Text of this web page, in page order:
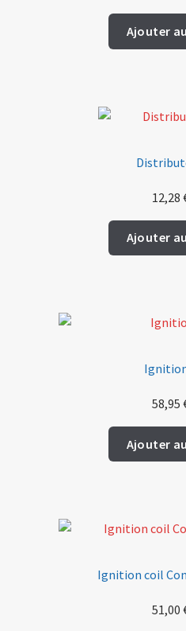
Ajouter
12,28
Ajouter
58,95
Ajouter
Ignition coil
51,00